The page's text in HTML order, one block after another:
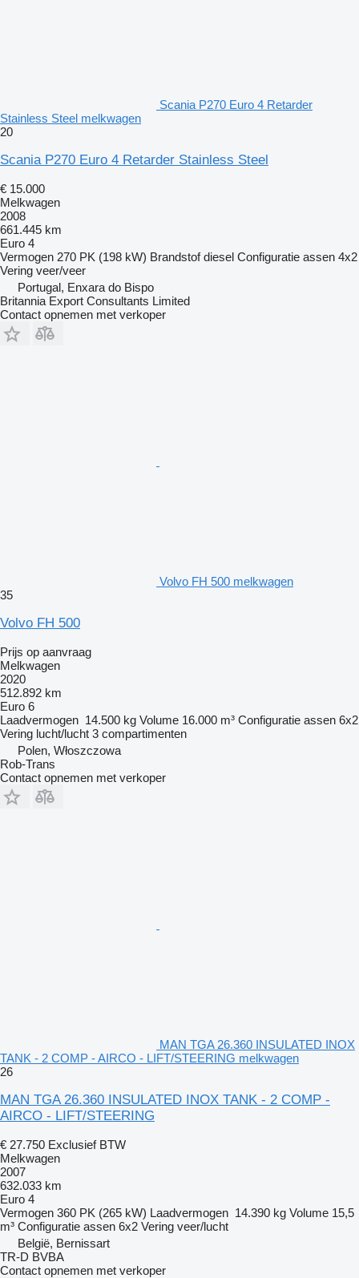
Scania P270 Euro 4 Retarder
Stainless Steel melkwagen
20
Scania P270 Euro 4 Retarder Stainless Steel
€ 15.000
Melkwagen
2008
661.445 km
Euro 4
Vermogen 270 PK (198 kW) Brandstof diesel Configuratie assen 4x2
Vering veer/veer
Portugal, Enxara do Bispo
Britannia Export Consultants Limited
Contact opnemen met verkoper
Volvo FH 500 melkwagen
35
Volvo FH 500
Prijs op aanvraag
Melkwagen
2020
512.892 km
Euro 6
Laadvermogen 14.500 kg Volume 16.000 m³ Configuratie assen 6x2
Vering lucht/lucht 3 compartimenten
Polen, Włoszczowa
Rob-Trans
Contact opnemen met verkoper
MAN TGA 26.360 INSULATED INOX
TANK - 2 COMP - AIRCO - LIFT/STEERING melkwagen
26
MAN TGA 26.360 INSULATED INOX TANK - 2 COMP -
AIRCO - LIFT/STEERING
€ 27.750 Exclusief BTW
Melkwagen
2007
632.033 km
Euro 4
Vermogen 360 PK (265 kW) Laadvermogen 14.390 kg Volume 15,5
m³ Configuratie assen 6x2 Vering veer/lucht
België, Bernissart
TR-D BVBA
Contact opnemen met verkoper